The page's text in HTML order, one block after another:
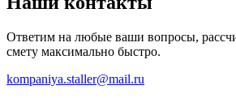
Ответим на любые ваши вопросы,
смету максимально быстро.
kompaniya.staller@mail.ru